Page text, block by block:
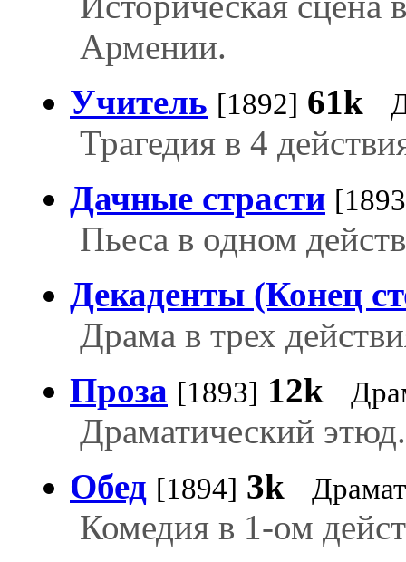
Армении.
Учитель [1892] 61k
Трагедия в 4
Дачные страсти
Пьеса в одном
Декаденты (Конец
Драма в трех
Проза [1893] 12k
Драматический этюд.
Обед [1894] 3k
Комедия в 1-ом